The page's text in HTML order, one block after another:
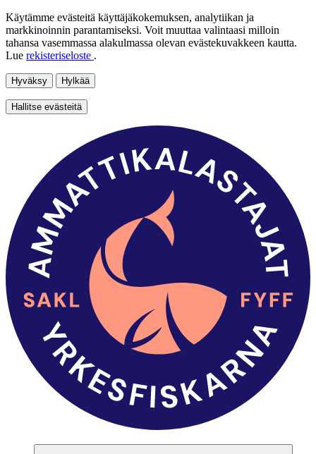
Käytämme evästeitä käyttäjäkokemuksen, analytiikan ja
markkinoinnin parantamiseksi. Voit muuttaa valintaasi milloin
tahansa vasemmassa alakulmassa olevan evästekuvakkeen kautta.
Lue rekisteriseloste .
Hyväksy Hylkää
Hallitse evästeitä